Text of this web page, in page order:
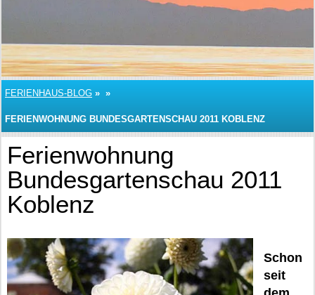
FERIENHAUS-BLOG » »
FERIENWOHNUNG BUNDESGARTENSCHAU 2011 KOBLENZ
Ferienwohnung
Bundesgartenschau 2011
Koblenz
Schon
seit